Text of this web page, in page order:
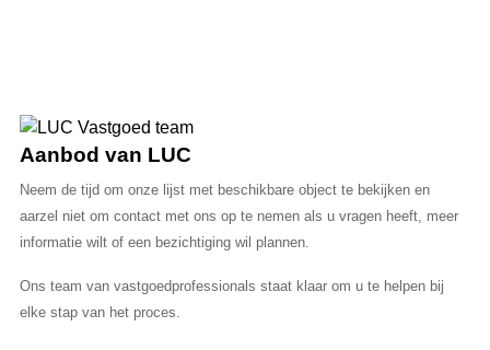
Aanbod van LUC
Neem de tijd om onze lijst met beschikbare object te bekijken en
aarzel niet om contact met ons op te nemen als u vragen heeft, meer
informatie wilt of een bezichtiging wil plannen.
Ons team van vastgoedprofessionals staat klaar om u te helpen bij
elke stap van het proces.